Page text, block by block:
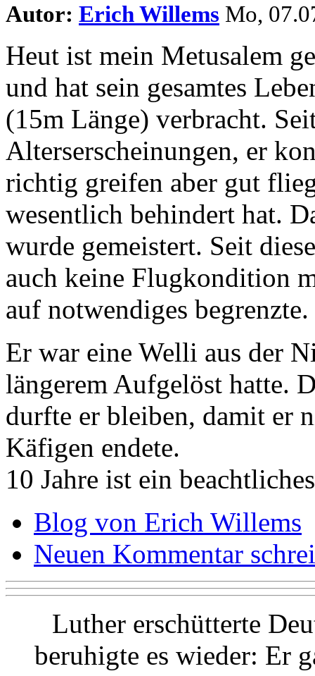
Autor: Erich Willems Mo,
Heut ist mein Metusalem
und hat sein gesamtes
(15m Länge) verbracht.
Alterserscheinungen, er
richtig greifen aber gut
wesentlich behindert hat.
wurde gemeistert. Seit
auch keine Flugkondition
auf notwendiges begrenzte.
Er war eine Welli aus der
längerem Aufgelöst hatte.
durfte er bleiben, damit er
Käfigen endete.
10 Jahre ist ein
Blog von Erich Willems
Neuen Kommentar
Luther erschütterte
beruhigte es wieder: Er